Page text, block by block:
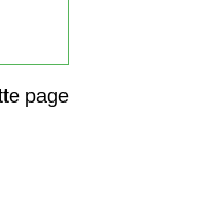
page